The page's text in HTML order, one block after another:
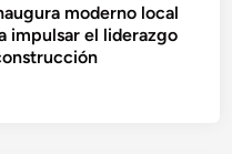
moderno local
impulsar el liderazgo